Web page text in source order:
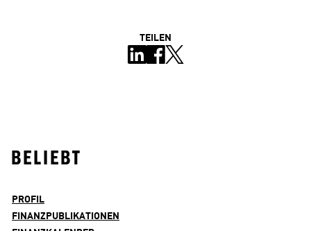
TEILEN
BELIEBT
PROFIL
FINANZPUBLIKATIONEN